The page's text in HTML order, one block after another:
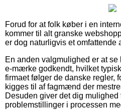
Forud for at folk køber i en
kommer til alt granske
er dog naturligvis et omfattende
En anden valgmulighed er at
e-mærke godkendt, hvilket
firmaet følger de danske regler,
kigges til af fagmænd der
Desuden giver det dig
problemstillinger i processen